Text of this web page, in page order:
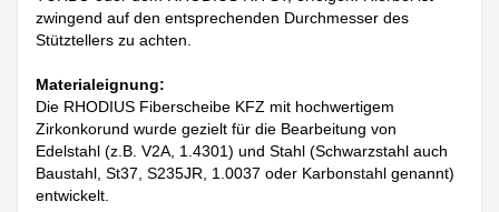
zwingend auf den entsprechenden Durchmesser des
Stütztellers zu achten.
Materialeignung:
Die RHODIUS Fiberscheibe KFZ mit hochwertigem
Zirkonkorund wurde gezielt für die Bearbeitung von
Edelstahl (z.B. V2A, 1.4301) und Stahl (Schwarzstahl auch
Baustahl, St37, S235JR, 1.0037 oder Karbonstahl genannt)
entwickelt.